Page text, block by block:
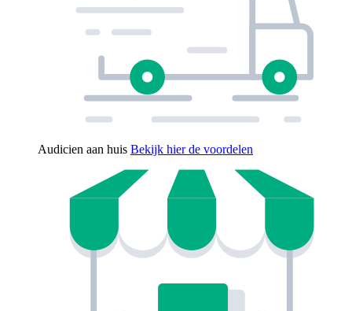
Audicien aan huis Bekijk hier de voordelen